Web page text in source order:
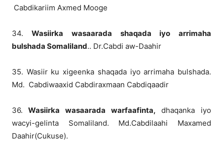
Cabdikariim Axmed Mooge
34.Wasiirka wasaarada shaqada iyo arrimaha
bulshada Somaliland.. Dr.Cabdi aw-Daahir
35. Wasiir ku xigeenka shaqada iyo arrimaha bulshada.
Md. Cabdiwaaxid Cabdiraxmaan Cabdiqaadir
36.Wasiirka wasaarada warfaafinta, dhaqanka iyo
wacyi-gelinta Somaliland. Md.Cabdilaahi Maxamed
Daahir(Cukuse).